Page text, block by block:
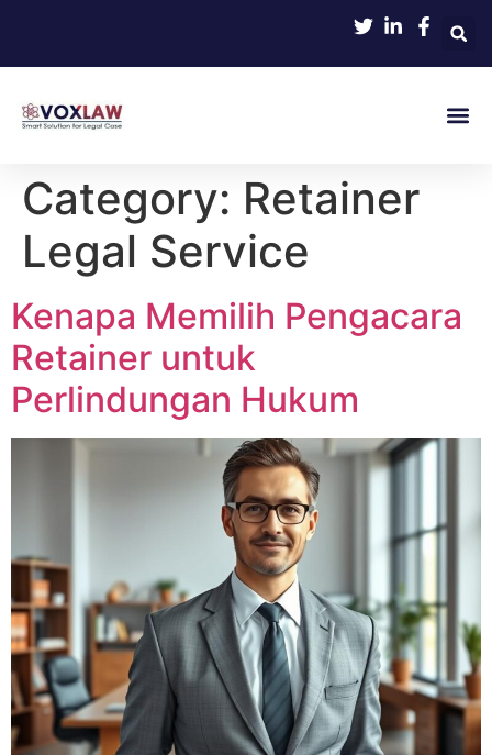
Category: Retainer
Legal Service
Kenapa Memilih Pengacara
Retainer untuk
Perlindungan Hukum